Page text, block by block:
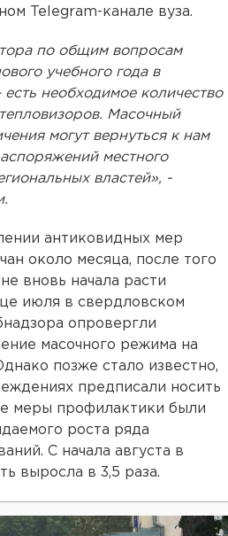
Telegram-канале вуза.
по общим вопросам
учебного года в
необходимое количество
Масочный
могут вернуться к нам
местного
властей», -
антиковидных мер
около месяца, после того
вновь начала расти
июля в свердловском
опровергли
масочного режима на
позже стало известно,
предписали носить
меры профилактики были
роста ряда
С начала августа в
выросла в 3,5 раза.